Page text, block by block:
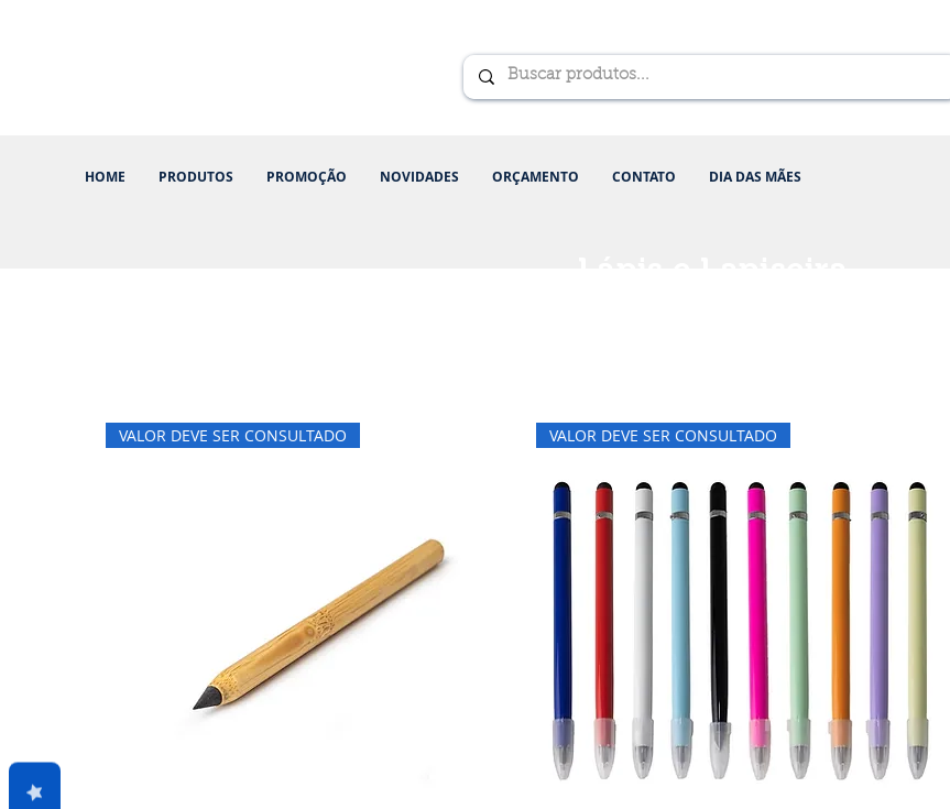
HOME PRODUTOS PROMOÇÃO NOVIDADES ORÇAMENTO CONTATO DIA DAS MÃES
VALOR DEVE SER CONSULTADO VALOR DEVE SER CONSULTADO